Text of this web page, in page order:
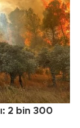
2 bin 300